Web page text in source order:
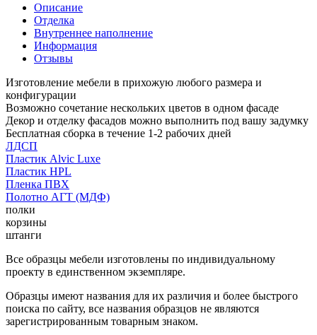
Описание
Отделка
Внутреннее наполнение
Информация
Отзывы
Изготовление мебели в прихожую любого размера и
конфигурации
Возможно сочетание нескольких цветов в одном фасаде
Декор и отделку фасадов можно выполнить под вашу задумку
Бесплатная сборка в течение 1-2 рабочих дней
ЛДСП
Пластик Alvic Luxe
Пластик HPL
Пленка ПВХ
Полотно АГТ (МДФ)
полки
корзины
штанги
Все образцы мебели изготовлены по индивидуальному
проекту в единственном экземпляре.
Образцы имеют названия для их различия и более быстрого
поиска по сайту, все названия образцов не являются
зарегистрированным товарным знаком.